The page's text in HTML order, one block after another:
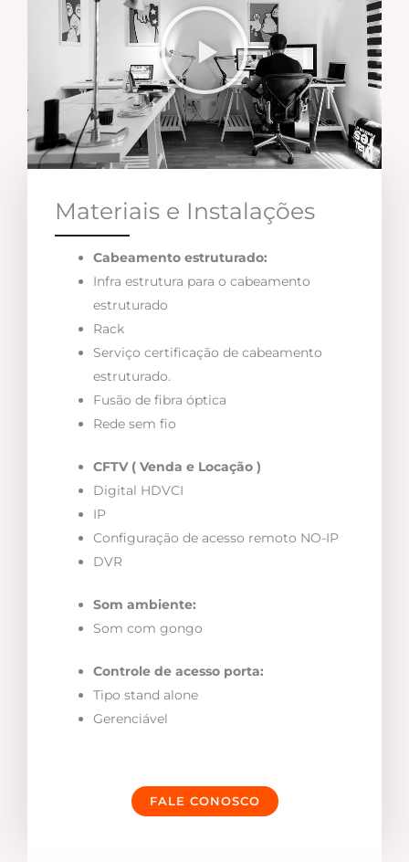
Materiais e Instalações
Cabeamento estruturado:
Infra estrutura para o cabeamento
estruturado
Rack
Serviço certificação de cabeamento
estruturado.
Fusão de fibra óptica
Rede sem fio
CFTV ( Venda e Locação )
Digital HDVCI
IP
Configuração de acesso remoto NO-IP
DVR
Som ambiente:
Som com gongo
Controle de acesso porta:
Tipo stand alone
Gerenciável
FALE CONOSCO